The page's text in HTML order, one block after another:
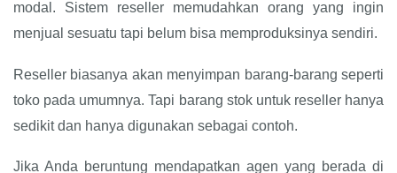
modal. Sistem reseller memudahkan orang yang ingin
menjual sesuatu tapi belum bisa memproduksinya sendiri.
Reseller biasanya akan menyimpan barang-barang seperti
toko pada umumnya. Tapi barang stok untuk reseller hanya
sedikit dan hanya digunakan sebagai contoh.
Jika Anda beruntung mendapatkan agen yang berada di